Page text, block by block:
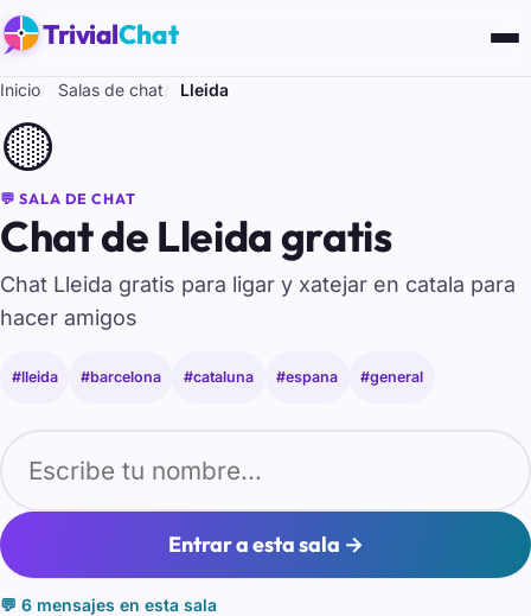
TrivialChat
Inicio Salas de chat Lleida
🟡
💬 SALA DE CHAT
Chat de Lleida gratis
Chat Lleida gratis para ligar y xatejar en catala para
hacer amigos
#lleida #barcelona #cataluna #espana #general
Entrar a esta sala →
💬 6 mensajes en esta sala